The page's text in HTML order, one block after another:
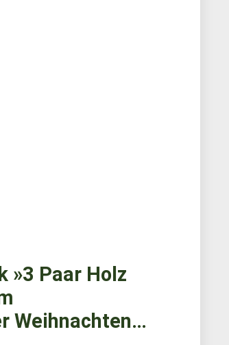
»3 Paar Holz
Weihnachten…